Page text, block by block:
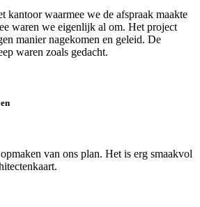
kantoor waarmee we de afspraak maakte
waren we eigenlijk al om. Het project
manier nagekomen en geleid. De
waren zoals gedacht.
van ons plan. Het is erg smaakvol